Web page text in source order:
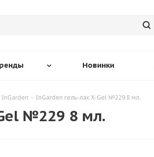
Новинки
InGarden - InGarden гель-лак X-Gel №229 8 мл.
№229 8 мл.